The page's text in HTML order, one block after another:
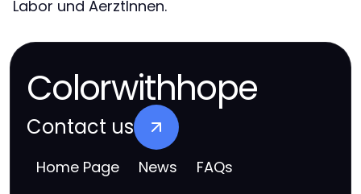
Labor und AerztInnen.
Colorwithhope
Contact us
Home Page News FAQs